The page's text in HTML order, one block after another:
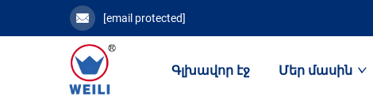
[email protected]
Գլխավոր էջ Մեր մասին